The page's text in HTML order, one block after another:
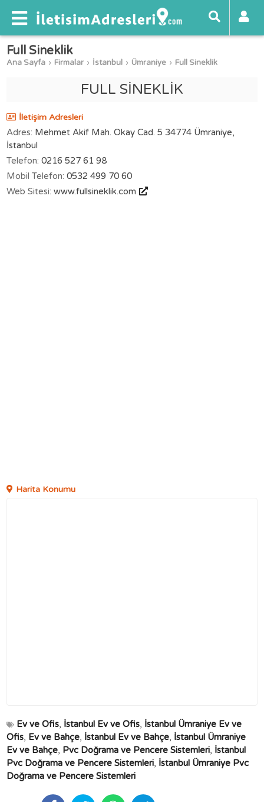
Full Sineklik
Ana Sayfa Firmalar İstanbul Ümraniye Full Sineklik
FULL SİNEKLİK
İletişim Adresleri
Adres: Mehmet Akif Mah. Okay Cad. 5 34774 Ümraniye,
İstanbul
Telefon: 0216 527 61 98
Mobil Telefon: 0532 499 70 60
Web Sitesi: www.fullsineklik.com
Harita Konumu
Ev ve Ofis, İstanbul Ev ve Ofis, İstanbul Ümraniye Ev ve
Ofis, Ev ve Bahçe, İstanbul Ev ve Bahçe, İstanbul Ümraniye
Ev ve Bahçe, Pvc Doğrama ve Pencere Sistemleri, İstanbul
Pvc Doğrama ve Pencere Sistemleri, İstanbul Ümraniye Pvc
Doğrama ve Pencere Sistemleri